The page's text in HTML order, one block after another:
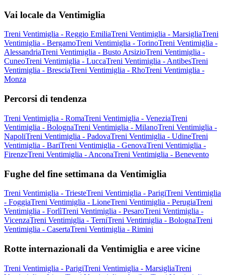
Vai locale da Ventimiglia
Treni Ventimiglia - Reggio EmiliaTreni Ventimiglia - MarsigliaTreni
Ventimiglia - BergamoTreni Ventimiglia - TorinoTreni Ventimiglia -
AlessandriaTreni Ventimiglia - Busto ArsizioTreni Ventimiglia -
CuneoTreni Ventimiglia - LuccaTreni Ventimiglia - AntibesTreni
Ventimiglia - BresciaTreni Ventimiglia - RhoTreni Ventimiglia -
Monza
Percorsi di tendenza
Treni Ventimiglia - RomaTreni Ventimiglia - VeneziaTreni
Ventimiglia - BolognaTreni Ventimiglia - MilanoTreni Ventimiglia -
NapoliTreni Ventimiglia - PadovaTreni Ventimiglia - UdineTreni
Ventimiglia - BariTreni Ventimiglia - GenovaTreni Ventimiglia -
FirenzeTreni Ventimiglia - AnconaTreni Ventimiglia - Benevento
Fughe del fine settimana da Ventimiglia
Treni Ventimiglia - TriesteTreni Ventimiglia - ParigiTreni Ventimiglia
- FoggiaTreni Ventimiglia - LioneTreni Ventimiglia - PerugiaTreni
Ventimiglia - ForlìTreni Ventimiglia - PesaroTreni Ventimiglia -
VicenzaTreni Ventimiglia - TerniTreni Ventimiglia - BolognaTreni
Ventimiglia - CasertaTreni Ventimiglia - Rimini
Rotte internazionali da Ventimiglia e aree vicine
Treni Ventimiglia - ParigiTreni Ventimiglia - MarsigliaTreni